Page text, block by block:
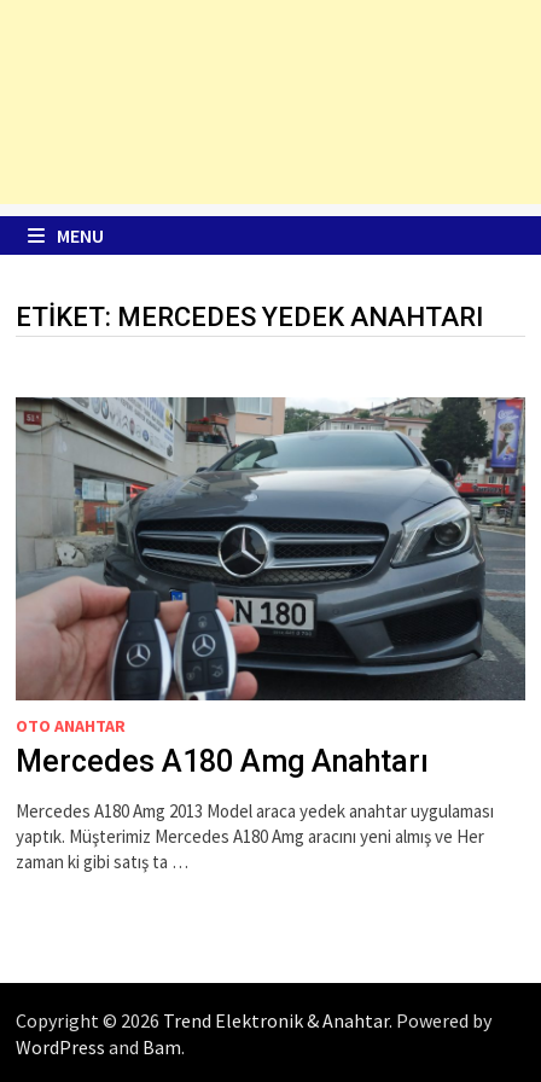
MENU
ETIKET: MERCEDES YEDEK ANAHTARI
OTO ANAHTAR
Mercedes A180 Amg Anahtarı
Mercedes A180 Amg 2013 Model araca yedek anahtar uygulaması
yaptık. Müşterimiz Mercedes A180 Amg aracını yeni almış ve Her
zaman ki gibi satış ta …
Copyright © 2026 Trend Elektronik & Anahtar. Powered by
WordPress and Bam.